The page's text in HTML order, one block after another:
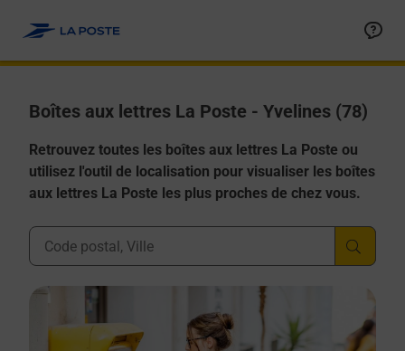
Boîtes aux lettres La Poste - Yvelines (78)
Retrouvez toutes les boîtes aux lettres La Poste ou
utilisez l'outil de localisation pour visualiser les boîtes
aux lettres La Poste les plus proches de chez vous.
Ville, Département, Code Postal